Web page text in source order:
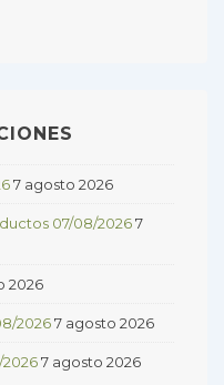
7 agosto 2026
07/08/20267
2026
20267 agosto 2026
7 agosto 2026